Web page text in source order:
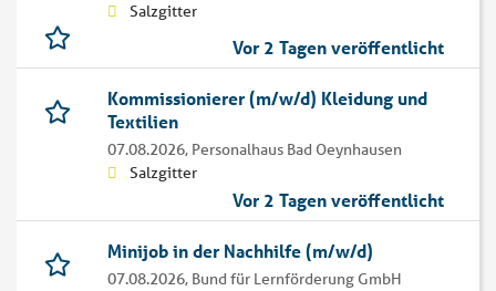
Salzgitter
Vor 2 Tagen veröffentlicht
Kommissionierer (m/w/d) Kleidung und
Textilien
07.08.2026, Personalhaus Bad Oeynhausen
Salzgitter
Vor 2 Tagen veröffentlicht
Minijob in der Nachhilfe (m/w/d)
07.08.2026, Bund für Lernförderung GmbH